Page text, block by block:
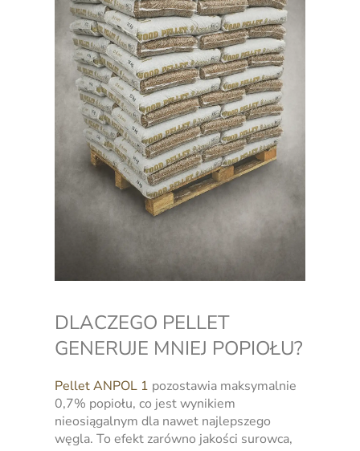
DLACZEGO PELLET
GENERUJE MNIEJ POPIOŁU?
Pellet ANPOL 1 pozostawia maksymalnie
0,7% popiołu, co jest wynikiem
nieosiągalnym dla nawet najlepszego
węgla. To efekt zarówno jakości surowca,